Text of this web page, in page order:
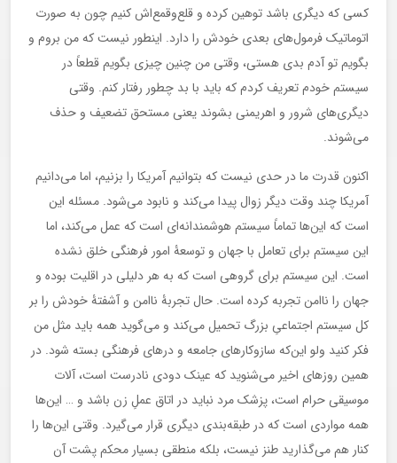
کسی که دیگری باشد توهین کرده و قلع‌وقمع‌اش کنیم چون به صورت
اتوماتیک فرمول‌های بعدی خودش را دارد. اینطور نیست که من بروم و
بگویم تو آدم بدی هستی، وقتی من چنین چیزی بگویم قطعاً در
سیستم خودم تعریف کردم که باید با بد چطور رفتار کنم. وقتی
دیگری‌های شرور و اهریمنی بشوند یعنی مستحق تضعیف و حذف
می‌شوند.
اکنون قدرت ما در حدی نیست که بتوانیم آمریکا را بزنیم، اما می‌دانیم
آمریکا چند وقت دیگر زوال پیدا می‌کند و نابود می‌شود. مسئله این
است که این‌ها تماماً سیستم هوشمندانه‌ای است که عمل می‌کند، اما
این سیستم برای تعامل با جهان و توسعۀ امور فرهنگی خلق نشده
است. این سیستم برای گروهی است که به هر دلیلی در اقلیت بوده و
جهان را ناامن تجربه کرده است. حال تجربۀ ‌ناامن و آشفتۀ خودش را بر
کل سیستم اجتماعیِ بزرگ تحمیل می‌کند و می‌گوید همه باید مثل من
فکر کنید ولو این‌که سازوکارهای جامعه و درهای فرهنگی بسته ‌شود. در
همین روزهای اخیر می‌شنوید که عینک دودی نادرست است، آلات
موسیقی حرام است، پزشک مرد نباید در اتاق عملِ زن باشد و … این‌ها
همه مواردی است که در طبقه‌بندی دیگری قرار می‌گیرد. وقتی این‌ها را
کنار هم می‌گذارید طنز نیست، بلکه منطقی بسیار محکم پشت آن